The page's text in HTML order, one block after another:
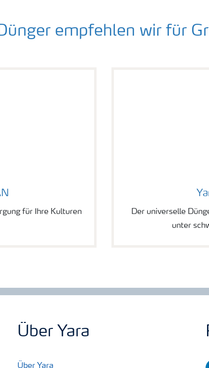
empfehlen wir für
für Ihre Kulturen
Der universelle
unter
Über Yara
Über Yara